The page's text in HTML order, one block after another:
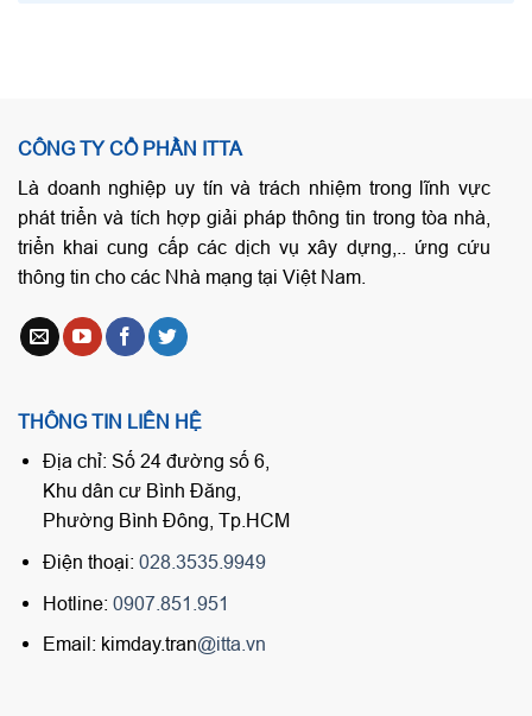
CÔNG TY CỔ PHẦN ITTA
Là doanh nghiệp uy tín và trách nhiệm trong lĩnh vực
phát triển và tích hợp giải pháp thông tin trong tòa nhà,
triển khai cung cấp các dịch vụ xây dựng,.. ứng cứu
thông tin cho các Nhà mạng tại Việt Nam.
THÔNG TIN LIÊN HỆ
Địa chỉ: Số 24 đường số 6,
Khu dân cư Bình Đăng,
Phường Bình Đông, Tp.HCM
Điện thoại: 028.3535.9949
Hotline: 0907.851.951
Email: kimday.tran@itta.vn